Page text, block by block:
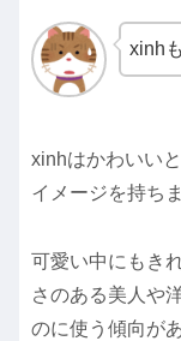
xinh
xinhはかわいい
イメージを持ちま
可愛い中にもき
さのある美人や
のに使う傾向が